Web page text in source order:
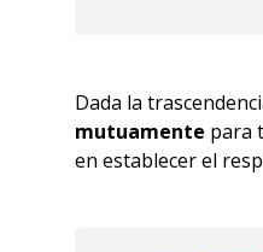
Dada la
mutuamente para
en establecer el